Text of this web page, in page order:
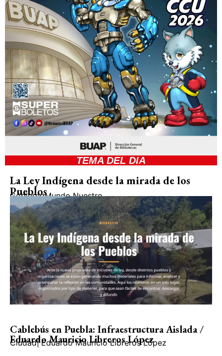
TEMA DEL DIA
La Ley Indígena desde la mirada de los
Pueblos
GobiernoMundo Nuestro
Cablebús en Puebla: Infraestructura Aislada /
Eduardo Mauricio Libreros López
Ciudad| Eduardo Mauricio Libreros López